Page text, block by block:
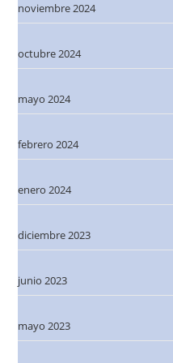
noviembre 2024
octubre 2024
mayo 2024
febrero 2024
enero 2024
diciembre 2023
junio 2023
mayo 2023